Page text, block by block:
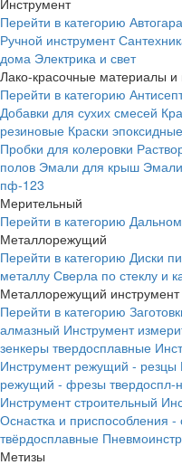
Инструмент
Перейти в категорию
Ручной инструмент
дома Электрика и свет
Лако-красочные материалы и
Перейти в категорию
Добавки для сухих смесей
резиновые Краски эпоксидные
Пробки для колеровки
полов Эмали для крыш
пф-123
Мерительный
Перейти в категорию
Металлорежущий
Перейти в категорию Диски
металлу Сверла по стеклу и
Металлорежущий инструмент
Перейти в категорию
алмазный Инструмент
зенкеры твердосплавные
Инструмент режущий - резцы
режущий - фрезы твердоспл-
Инструмент строительный
Оснастка и приспособления -
твёрдосплавные
Метизы